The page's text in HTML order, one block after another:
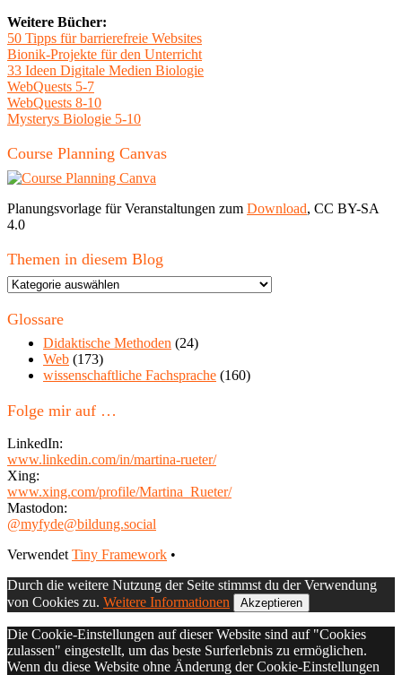
Weitere Bücher:
50 Tipps für barrierefreie Websites
Bionik-Projekte für den Unterricht
33 Ideen Digitale Medien Biologie
WebQuests 5-7
WebQuests 8-10
Mysterys Biologie 5-10
Course Planning Canvas
Planungsvorlage für Veranstaltungen zum Download, CC BY-SA
4.0
Themen in diesem Blog
Themen
diesem
Glossare
Didaktische Methoden (24)
Web (173)
wissenschaftliche Fachsprache (160)
Folge mir auf …
LinkedIn:
www.linkedin.com/in/martina-rueter/
Xing:
www.xing.com/profile/Martina_Rueter/
Mastodon:
@myfyde@bildung.social
Footer
Inhalt
Verwendet Tiny Framework •
Durch die weitere Nutzung der Seite stimmst du der Verwendung
von Cookies zu. Weitere Informationen Akzeptieren
Die Cookie-Einstellungen auf dieser Website sind auf "Cookies
zulassen" eingestellt, um das beste Surferlebnis zu ermöglichen.
Wenn du diese Website ohne Änderung der Cookie-Einstellungen